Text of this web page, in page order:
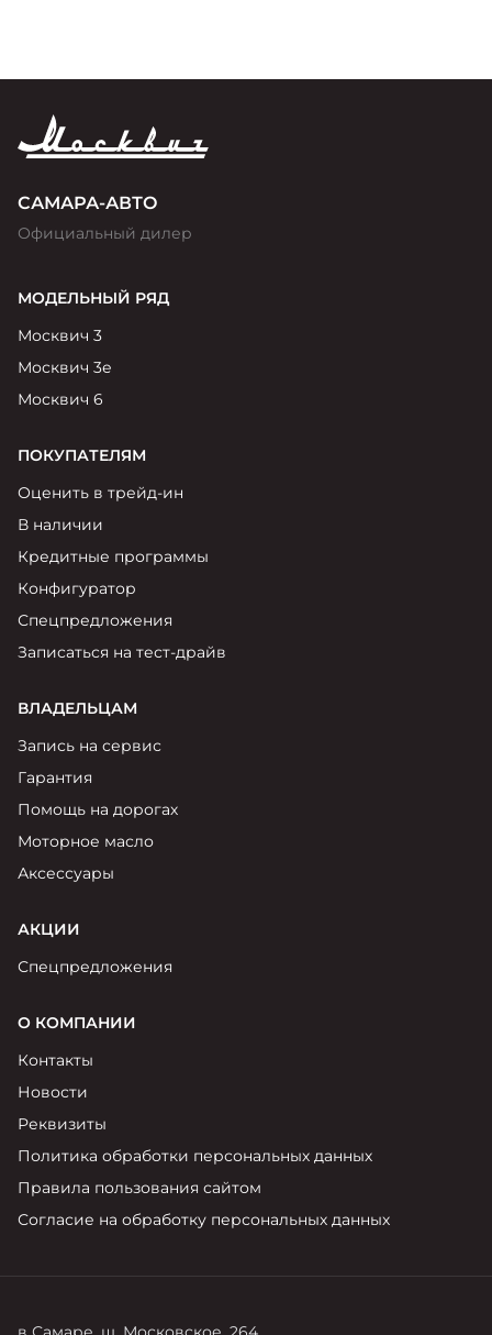
САМАРА-АВТО
Официальный дилер
МОДЕЛЬНЫЙ РЯД
Москвич 3
Москвич 3е
Москвич 6
ПОКУПАТЕЛЯМ
Оценить в трейд-ин
В наличии
Кредитные программы
Конфигуратор
Спецпредложения
Записаться на тест-драйв
ВЛАДЕЛЬЦАМ
Запись на сервис
Гарантия
Помощь на дорогах
Моторное масло
Аксессуары
АКЦИИ
Спецпредложения
О КОМПАНИИ
Контакты
Новости
Реквизиты
Политика обработки персональных данных
Правила пользования сайтом
Согласие на обработку персональных данных